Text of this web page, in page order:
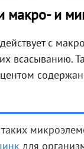
макро- и
с
всасыванию.
для